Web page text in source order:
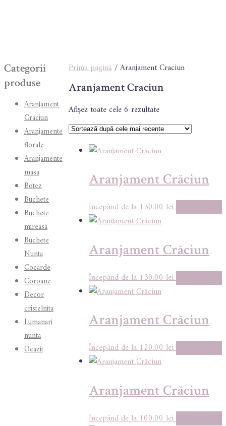
Prima pagină/ Aranjament Craciun
Aranjament Craciun
Afișez toate cele 6 rezultateSortat
după
cele
mai
Aranjament Crăciun
130.00lei
Aranjament Crăciun
130.00lei
Aranjament Crăciun
120.00lei
Aranjament Crăciun
100.00lei
Categorii
produse
Aranjament
Craciun
Aranjamente
florale
Aranjamente
masa
Botez
Buchete
Buchete
mireasa
Buchete
Nunta
Cocarde
Coroane
Decor
cristelnita
Lumanari
nunta
Ocazii